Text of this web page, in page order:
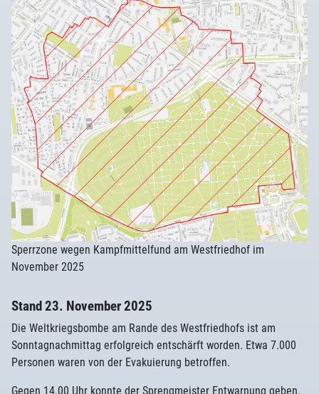
Sperrzone wegen Kampfmittelfund am Westfriedhof im
November 2025
Stand 23. November 2025
Die Weltkriegsbombe am Rande des Westfriedhofs ist am
Sonntagnachmittag erfolgreich entschärft worden. Etwa 7.000
Personen waren von der Evakuierung betroffen.
Gegen 14.00 Uhr konnte der Sprengmeister Entwarnung geben.